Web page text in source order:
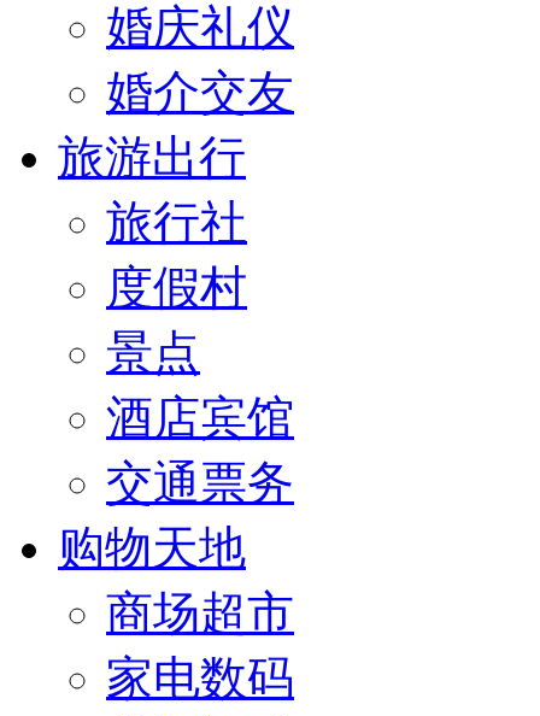
婚庆礼仪
婚介交友
旅游出行
旅行社
度假村
景点
酒店宾馆
交通票务
购物天地
商场超市
家电数码